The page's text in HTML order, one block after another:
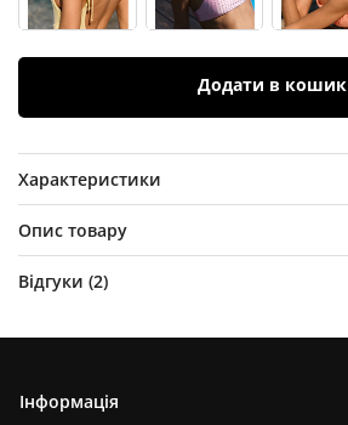
Додати в кошик
Характеристики
Опис товару
Відгуки (2)
Інформація